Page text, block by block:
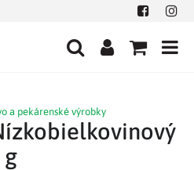
Facebook
a pekárenské výrobky
g